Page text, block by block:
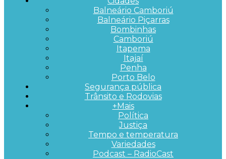
Balneário Camboriú
Balneário Piçarras
Bombinhas
Camboriú
Itapema
Itajaí
Penha
Porto Belo
Segurança pública
Trânsito e Rodovias
+Mais
Política
Justiça
Tempo e temperatura
Variedades
Podcast – RadioCast